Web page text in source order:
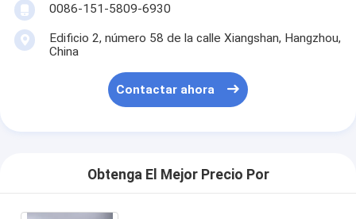
0086-151-5809-6930
Edificio 2, número 58 de la calle Xiangshan, Hangzhou,
China
Contactar ahora
Obtenga El Mejor Precio Por